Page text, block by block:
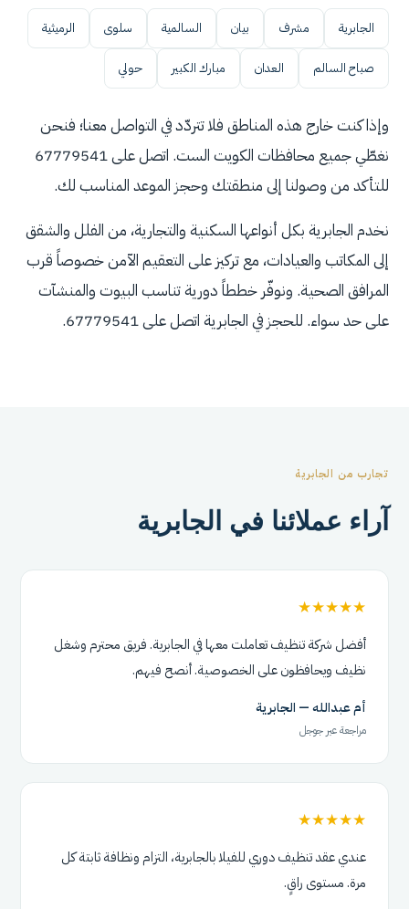
الجابرية مشرف بيان السالمية سلوى الرميثية
صباح السالم العدان مبارك الكبير حولي
وإذا كنت خارج هذه المناطق فلا تتردّد في التواصل معنا؛ فنحن
نغطّي جميع محافظات الكويت الست. اتصل على 67779541
للتأكد من وصولنا إلى منطقتك وحجز الموعد المناسب لك.
نخدم الجابرية بكل أنواعها السكنية والتجارية، من الفلل والشقق
إلى المكاتب والعيادات، مع تركيز على التعقيم الآمن خصوصاً قرب
المرافق الصحية. ونوفّر خططاً دورية تناسب البيوت والمنشآت
على حد سواء. للحجز في الجابرية اتصل على 67779541.
تجارب من الجابرية
آراء عملائنا في الجابرية
★★★★★
أفضل شركة تنظيف تعاملت معها في الجابرية. فريق محترم وشغل
نظيف ويحافظون على الخصوصية. أنصح فيهم.
أم عبدالله — الجابرية
مراجعة عبر جوجل
★★★★★
عندي عقد تنظيف دوري للفيلا بالجابرية، التزام ونظافة ثابتة كل
مرة. مستوى راقٍ.